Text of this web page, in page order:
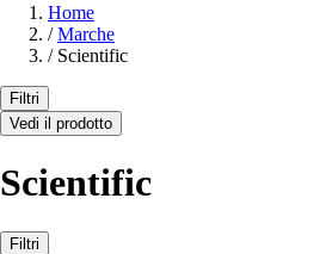
Home
/ Marche
/ Scientific
Filtri
Vedi il prodotto
Scientific
Filtri